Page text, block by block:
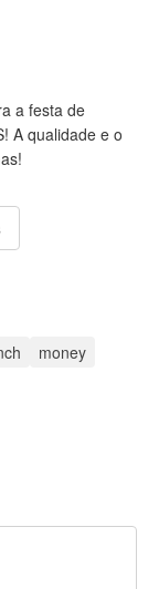
a festa de
A qualidade e o
money